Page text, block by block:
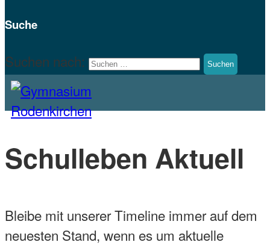
Suche
Suchen nach:
Gymnasium Rodenkirchen
Homepage des Gymnasiums Rodenkirchen
Schulleben Aktuell
Bleibe mit unserer Timeline immer auf dem
neuesten Stand, wenn es um aktuelle